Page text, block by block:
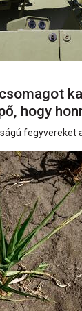
hogy
fegyvereket